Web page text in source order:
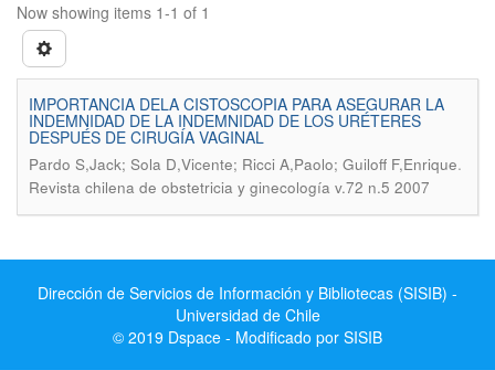
Now showing items 1-1 of 1
IMPORTANCIA DELA CISTOSCOPIA PARA ASEGURAR LA
INDEMNIDAD DE LA INDEMNIDAD DE LOS URÉTERES
DESPUÉS DE CIRUGÍA VAGINAL
Pardo S,Jack; Sola D,Vicente; Ricci A,Paolo; Guiloff F,Enrique.
Revista chilena de obstetricia y ginecología v.72 n.5 2007
Dirección de Servicios de Información y Bibliotecas (SISIB) -
Universidad de Chile
© 2019 Dspace - Modificado por SISIB